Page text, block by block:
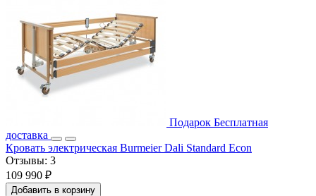
Подарок Бесплатная
доставка
Кровать электрическая Burmeier Dali Standard Econ
Отзывы: 3
109 990 ₽
Добавить в корзину